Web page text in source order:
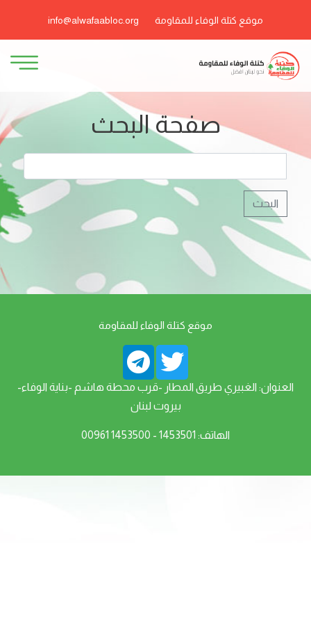
موقع كتلة الوفاء للمقاومة info@alwafaabloc.org
صفحة البحث
البحث
موقع كتلة الوفاء للمقاومة
العنوان: الغبيري طريق المطار -قرب محطة هاشم -بناية الوفاء-
بيروت لبنان
الهاتف: 1453501 - 1453500 00961